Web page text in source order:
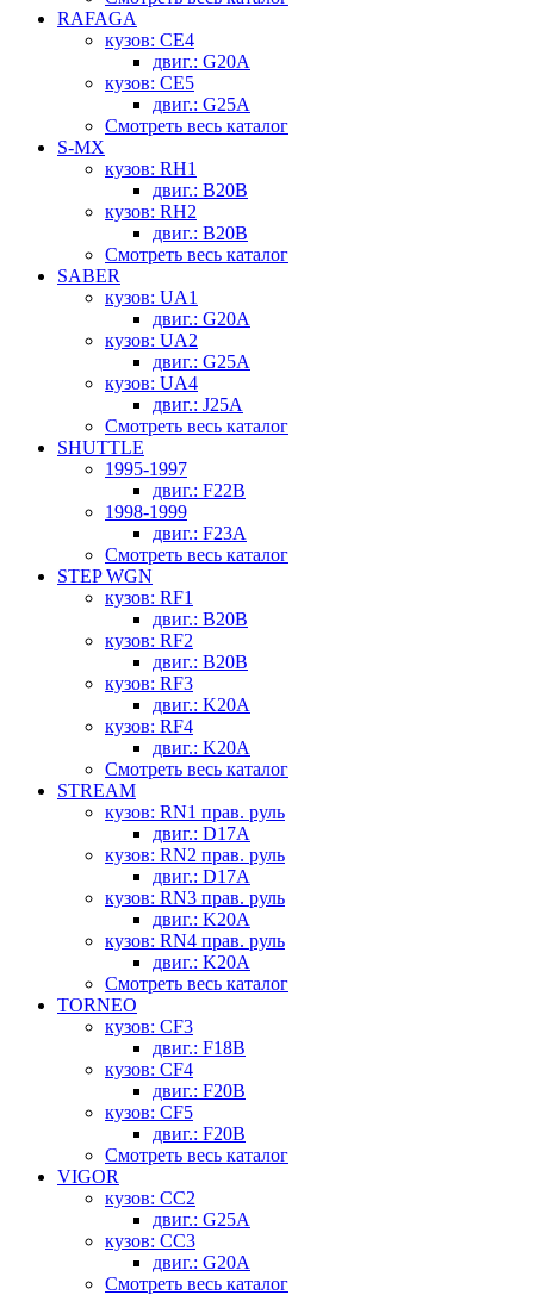
RAFAGA
кузов: CE4
двиг.: G20A
кузов: CE5
двиг.: G25A
Смотреть весь каталог
S-MX
кузов: RH1
двиг.: B20B
кузов: RH2
двиг.: B20B
Смотреть весь каталог
SABER
кузов: UA1
двиг.: G20A
кузов: UA2
двиг.: G25A
кузов: UA4
двиг.: J25A
Смотреть весь каталог
SHUTTLE
1995-1997
двиг.: F22B
1998-1999
двиг.: F23A
Смотреть весь каталог
STEP WGN
кузов: RF1
двиг.: B20B
кузов: RF2
двиг.: B20B
кузов: RF3
двиг.: K20A
кузов: RF4
двиг.: K20A
Смотреть весь каталог
STREAM
кузов: RN1 прав. руль
двиг.: D17A
кузов: RN2 прав. руль
двиг.: D17A
кузов: RN3 прав. руль
двиг.: K20A
кузов: RN4 прав. руль
двиг.: K20A
Смотреть весь каталог
TORNEO
кузов: CF3
двиг.: F18B
кузов: CF4
двиг.: F20B
кузов: CF5
двиг.: F20B
Смотреть весь каталог
VIGOR
кузов: CC2
двиг.: G25A
кузов: CC3
двиг.: G20A
Смотреть весь каталог